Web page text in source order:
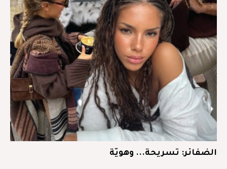
الضفائر: تسريحة... وهويّة